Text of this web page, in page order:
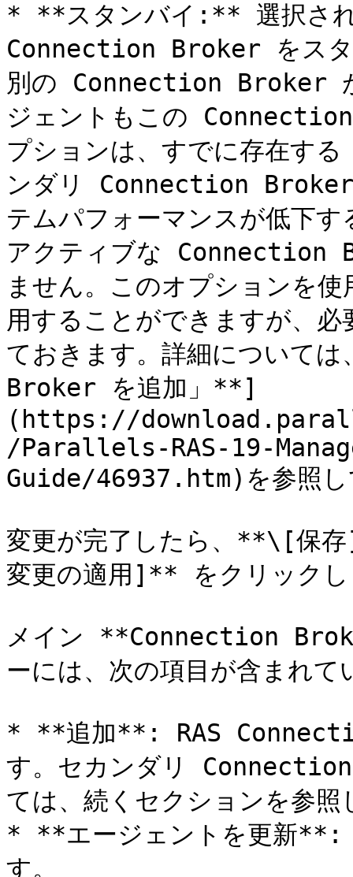
* **スタンバイ:** 選択され
Connection Broker をスタ
別の Connection Broker が
ジェントもこの
プションは、すでに存在す
ンダリ Connection Broker
テムパフォーマンスが低下
アクティブな Connection
ません。このオプションを
用することができますが、
ておきます。詳細について
Broker を追加」**]
(https://
/Parallels-RAS-19-
Guide/46937.htm)を参照し
変更が完了したら、**\[保
変更の適用]** をクリックし
メイン **Connection
ーには、次の項目が含まれて
* **追加**: RAS
す。セカンダリ
ては、続くセクションを参照
* **エージェントを更新**:
す。